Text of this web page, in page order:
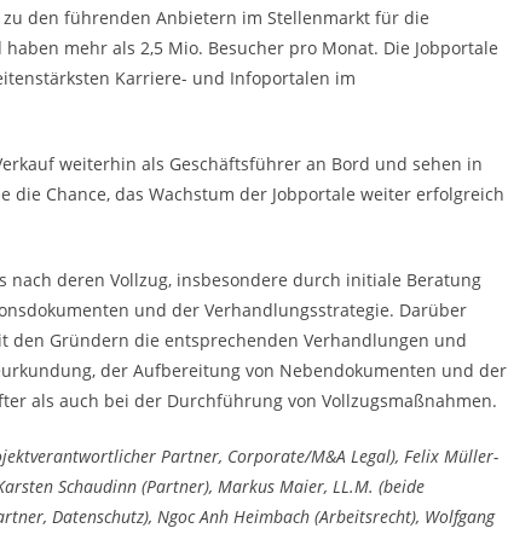
den führenden Anbietern im Stellenmarkt für die
mehr als 2,5 Mio. Besucher pro Monat. Die Jobportale
Karriere- und Infoportalen im
weiterhin als Geschäftsführer an Bord und sehen in
die Chance, das Wachstum der Jobportale weiter erfolgreich
nach deren Vollzug, insbesondere durch initiale Beratung
und der Verhandlungsstrategie. Darüber
den Gründern die entsprechenden Verhandlungen und
der Aufbereitung von Nebendokumenten und der
als auch bei der Durchführung von Vollzugsmaßnahmen.
Partner, Corporate/M&A Legal), Felix Müller-
Schaudinn (Partner), Markus Maier, LL.M. (beide
Datenschutz), Ngoc Anh Heimbach (Arbeitsrecht), Wolfgang